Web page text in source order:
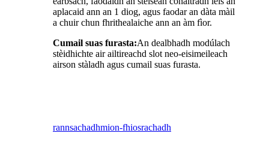
aplacaid ann an 1 diog, agus faodar an dàta màil
a chuir chun fhrithealaiche ann an àm fìor.
Cumail suas furasta:An dealbhadh modúlach
stèidhichte air ailtireachd slot neo-eisimeileach
airson stàladh agus cumail suas furasta.
rannsachadhmion-fhiosrachadh